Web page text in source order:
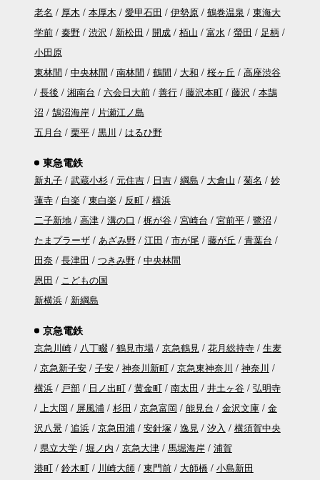
老名
厚木 本厚木 愛甲石田 伊勢原 鶴巻温泉
東海大
学前
秦野 渋沢 新松田 開成 栢山 富水 螢田
足柄
小田原
東林間
中央林間 南林間 鶴間 大和 桜ヶ丘
高座渋谷
長後
湘南台 六会日大前 善行 藤沢本町 藤沢
本鵠
沼
鵠沼海岸
片瀬江ノ島
五月台
栗平 黒川 はるひ野
東急電鉄
新丸子 武蔵小杉 元住吉 日吉 綱島 大倉山 菊名
妙
蓮寺
白楽 東白楽 反町
横浜
二子新地
高津 溝の口 梶が谷 宮崎台 宮前平
鷺沼
たまプラーザ
あざみ野 江田 市が尾 藤が丘
青葉台
田奈
長津田 つきみ野
中央林間
恩田
こどもの国
新横浜
新綱島
京急電鉄
京急川崎 八丁畷 鶴見市場 京急鶴見 花月総持寺
生麦
京急新子安
子安 神奈川新町 京急東神奈川
神奈川
横浜
戸部 日ノ出町 黄金町 南太田 井土ヶ谷
弘明寺
上大岡
屏風浦 杉田 京急富岡 能見台 金沢文庫
金
沢八景
追浜 京急田浦 安針塚 逸見 汐入
横須賀中央
県立大学
堀ノ内 京急大津 馬堀海岸
浦賀
港町
鈴木町 川崎大師 東門前 大師橋
小島新田